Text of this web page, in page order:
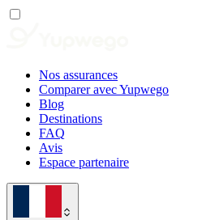
Nos assurances
Comparer avec Yupwego
Blog
Destinations
FAQ
Avis
Espace partenaire